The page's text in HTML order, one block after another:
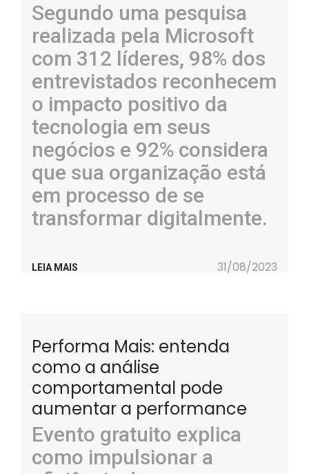
Segundo uma pesquisa
realizada pela Microsoft
com 312 líderes, 98% dos
entrevistados reconhecem
o impacto positivo da
tecnologia em seus
negócios e 92% considera
que sua organização está
em processo de se
transformar digitalmente.
LEIA MAIS 31/08/2023
Performa Mais: entenda
como a análise
comportamental pode
aumentar a performance
Evento gratuito explica
como impulsionar a